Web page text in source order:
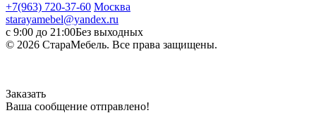
+7(963) 720-37-60 Москва
starayamebel@yandex.ru
с 9:00 до 21:00Без выходных
© 2026 СтараМебель. Все права защищены.
Заказать
Ваша сообщение отправлено!